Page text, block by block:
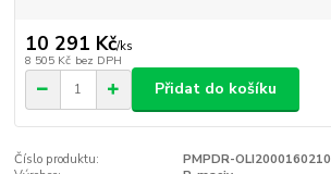
10 291 Kč/ks
8 505 Kč bez DPH
Přidat do košíku
Číslo produktu:
PMPDR-OLI2000160210